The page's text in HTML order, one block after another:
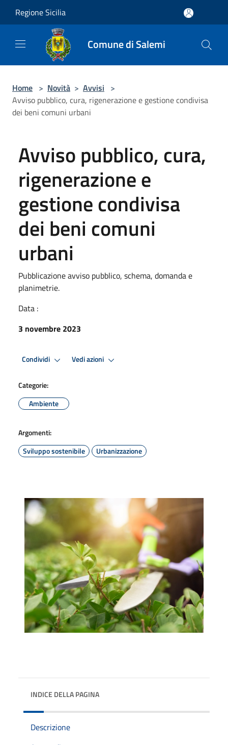
Regione Sicilia
Comune di Salemi
Home > Novità > Avvisi >
Avviso pubblico, cura, rigenerazione e gestione condivisa
dei beni comuni urbani
Avviso pubblico, cura,
rigenerazione e
gestione condivisa
dei beni comuni
urbani
Pubblicazione avviso pubblico, schema, domanda e
planimetrie.
Data :
3 novembre 2023
Condividi Vedi azioni
Categorie:
Ambiente
Argomenti:
Sviluppo sostenibile
Urbanizzazione
INDICE DELLA PAGINA
Descrizione